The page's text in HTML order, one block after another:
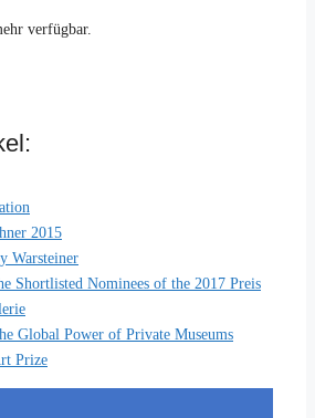
verfügbar.
2015
Warsteiner
Shortlisted Nominees of the 2017 Preis
Global Power of Private Museums
Prize